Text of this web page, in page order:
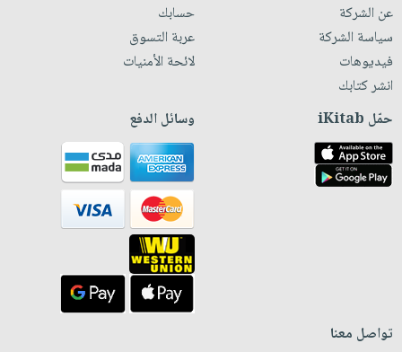
عن الشركة
سياسة الشركة
فيديوهات
انشر كتابك
حسابك
عربة التسوق
لائحة الأمنيات
حمّل iKitab وسائل الدفع
تواصل معنا